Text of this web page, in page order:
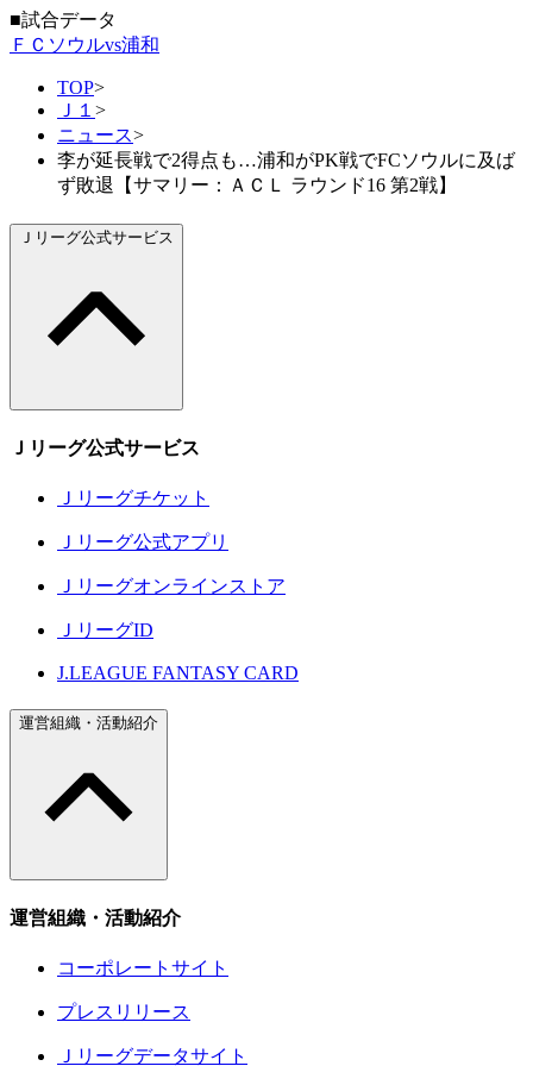
■試合データ
ＦＣソウルvs浦和
TOP>
Ｊ１ >
ニュース>
李が延長戦で2得点も…浦和がPK戦でFCソウルに及ば
ず敗退【サマリー：ＡＣＬ ラウンド16 第2戦】
Ｊリーグ公式サービス
Ｊリーグ公式サービス
Ｊリーグチケット
Ｊリーグ公式アプリ
Ｊリーグオンラインストア
ＪリーグID
J.LEAGUE FANTASY CARD
運営組織・活動紹介
運営組織・活動紹介
コーポレートサイト
プレスリリース
Ｊリーグデータサイト